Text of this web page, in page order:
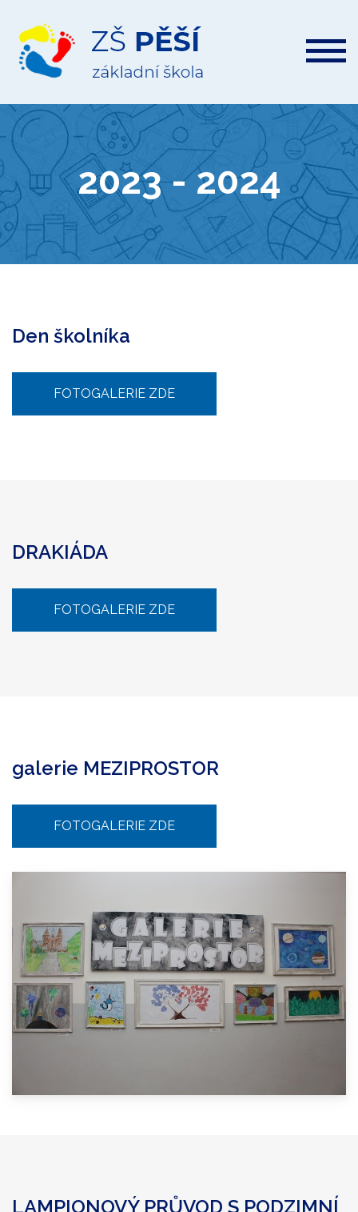
ZŠ
Pěší
2023 - 2024
Den školníka
FOTOGALERIE ZDE
DRAKIÁDA
FOTOGALERIE ZDE
galerie MEZIPROSTOR
FOTOGALERIE ZDE
LAMPIONOVÝ PRŮVOD S PODZIMNÍ